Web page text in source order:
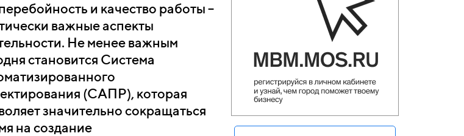
и качество работы –
важные аспекты
Не менее важным
становится Система
(САПР), которая
значительно сокращаться
на создание